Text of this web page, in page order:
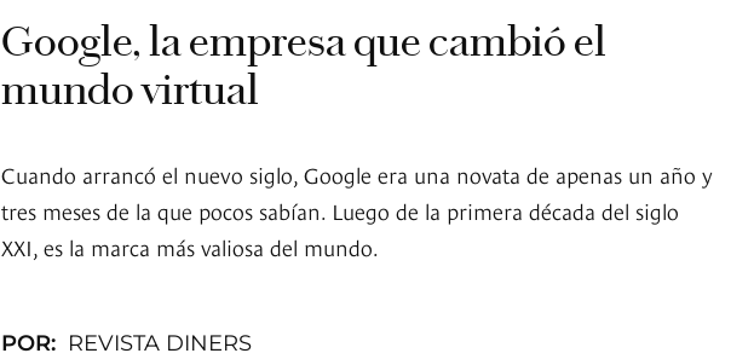
Google, la empresa que cambió el
mundo virtual
Cuando arrancó el nuevo siglo, Google era una novata de apenas un año y
tres meses de la que pocos sabían. Luego de la primera década del siglo
XXI, es la marca más valiosa del mundo.
POR: REVISTA DINERS